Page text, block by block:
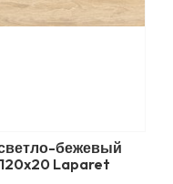
бежевый
Laparet